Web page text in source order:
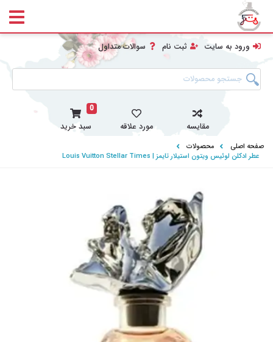
ورود به سایت ثبت نام سوالات متداول
مقایسه مورد علاقه
0
سبد خرید
صفحه اصلی
محصولات
عطر ادکلن لوئیس ویتون استیلار تایمز | Louis Vuitton Stellar Times